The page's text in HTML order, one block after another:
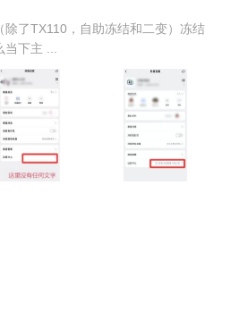
了TX110，自助冻结和二变）冻结
下主 ...